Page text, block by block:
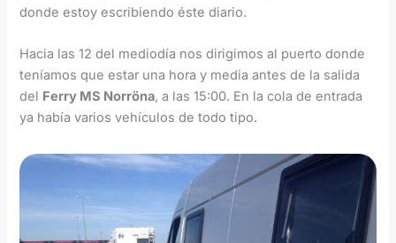
donde estoy escribiendo éste diario.
Hacia las 12 del mediodía nos dirigimos al puerto donde
teníamos que estar una hora y media antes de la salida
del Ferry MS Norröna, a las 15:00. En la cola de entrada
ya había varios vehículos de todo tipo.